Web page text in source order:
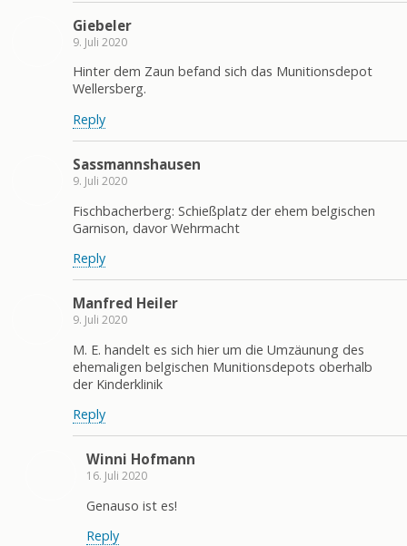
Giebeler
9. Juli 2020
Hinter dem Zaun befand sich das Munitionsdepot
Wellersberg.
Reply
Sassmannshausen
9. Juli 2020
Fischbacherberg: Schießplatz der ehem belgischen
Garnison, davor Wehrmacht
Reply
Manfred Heiler
9. Juli 2020
M. E. handelt es sich hier um die Umzäunung des
ehemaligen belgischen Munitionsdepots oberhalb
der Kinderklinik
Reply
Winni Hofmann
16. Juli 2020
Genauso ist es!
Reply